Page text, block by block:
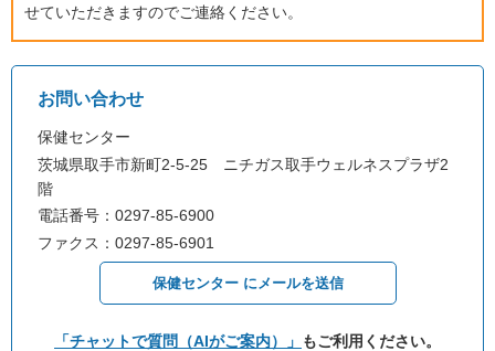
せていただきますのでご連絡ください。
お問い合わせ
保健センター
茨城県取手市新町2-5-25 ニチガス取手ウェルネスプラザ2
階
電話番号：0297-85-6900
ファクス：0297-85-6901
保健センター にメールを送信
「チャットで質問（AIがご案内）」 もご利用ください。